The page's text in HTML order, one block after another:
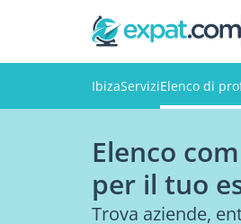
IbizaServiziElenco di
Elenco
per il tuo
Trova aziende,